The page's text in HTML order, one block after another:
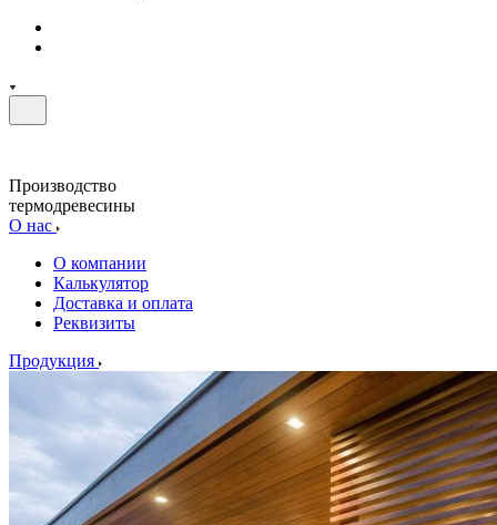
Производство
термодревесины
О нас
О компании
Калькулятор
Доставка и оплата
Реквизиты
Продукция